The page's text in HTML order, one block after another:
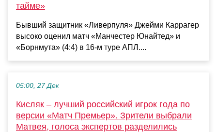
тайме»
Бывший защитник «Ливерпуля» Джейми Каррагер
высоко оценил матч «Манчестер Юнайтед» и
«Борнмута» (4:4) в 16-м туре АПЛ....
05:00, 27 Дек
Кисляк – лучший российский игрок года по
версии «Матч Премьер». Зрители выбрали
Матвея, голоса экспертов разделились